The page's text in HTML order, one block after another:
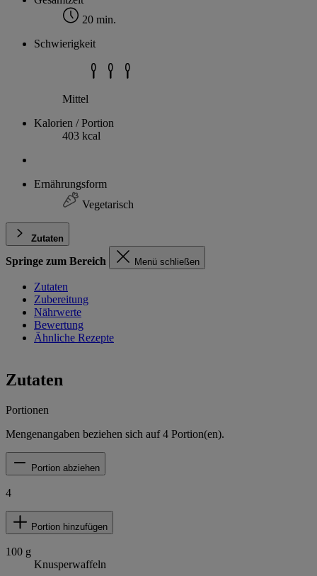
20 min.
Schwierigkeit
Mittel
Kalorien / Portion
403 kcal
Ernährungsform
Vegetarisch
Zutaten
Springe zum Bereich Menü schließen
Zutaten
Zubereitung
Nährwerte
Bewertung
Ähnliche Rezepte
Zutaten
Portionen
Mengenangaben beziehen sich auf4 Portion(en).
Portion abziehen
4
Portion hinzufügen
100 g
Knusperwaffeln